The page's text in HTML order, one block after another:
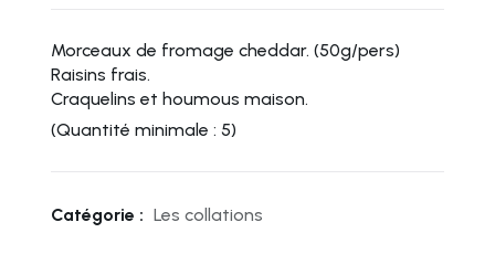
Morceaux de fromage cheddar. (50g/pers)
Raisins frais.
Craquelins et houmous maison.
(Quantité minimale : 5)
Catégorie : Les collations